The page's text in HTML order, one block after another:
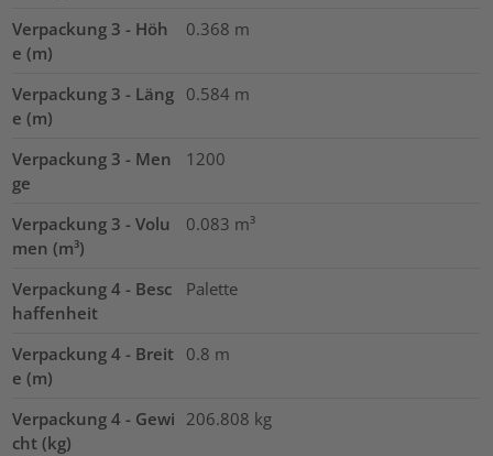
Verpackung 3 - Höh
e (m)
0.368 m
Verpackung 3 - Läng
e (m)
0.584 m
Verpackung 3 - Men
ge
1200
Verpackung 3 - Volu
men (m³)
0.083 m³
Verpackung 4 - Besc
haffenheit
Palette
Verpackung 4 - Breit
e (m)
0.8 m
Verpackung 4 - Gewi
cht (kg)
206.808 kg